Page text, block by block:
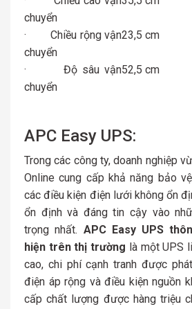
chuyển
· Chiều rộng vận
chuyển
23,5 cm
· Độ sâu vận
chuyển
52,5 cm
APC Easy UPS:
Trong các công ty, doanh nghiệp
Online cung cấp khả năng bảo
các điều kiện điện lưới không ổn
ổn định và đáng tin cậy vào
trọng nhất. APC Easy UPS
hiện trên thị trường là một UPS
cao, chi phí cạnh tranh được
điện áp rộng và điều kiện nguồn
cấp chất lượng được hàng triệu